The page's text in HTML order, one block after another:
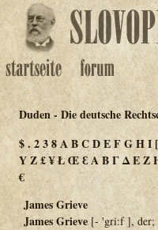
Duden - Die deutsche
$.238ABCDEFGHI
YZ£¥ŁŒƐΑΒΓΔΕΖ
€
James Grieve
James Grieve [- 'gri:f ], der;